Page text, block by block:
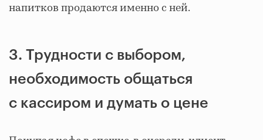
напитков продаются именно с ней.
3. Трудности с выбором,
необходимость общаться
с кассиром и думать о цене